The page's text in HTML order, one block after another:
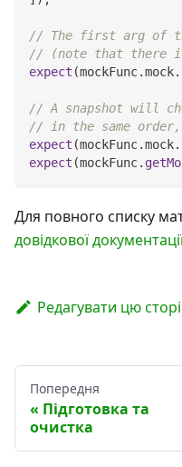
// The first arg of
// (note that there
expect (mockFunc.mock.
// A snapshot will
// in the same
expect (mockFunc.mock.
expect (mockFunc.
Для повного списку
довідкової
Редагувати цю
Попередня
Підготовка та
очистка